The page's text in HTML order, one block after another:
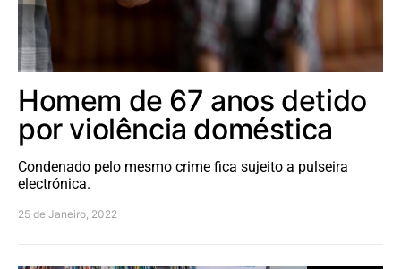
Homem de 67 anos detido
por violência doméstica
Condenado pelo mesmo crime fica sujeito a pulseira
electrónica.
25 de Janeiro, 2022